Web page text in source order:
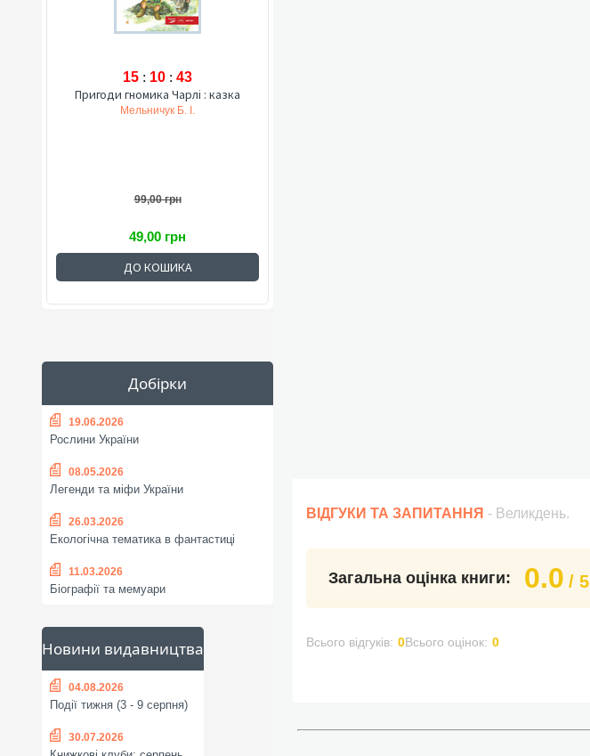
15 : 10 : 42
Пригоди гномика Чарлі : казка
Мельничук Б. І.
99,00 грн
49,00 грн
ДО КОШИКА
Добірки
19.06.2026
Рослини України
08.05.2026
Легенди та міфи України
26.03.2026
Екологічна тематика в фантастиці
11.03.2026
Біографії та мемуари
Новини видавництва
04.08.2026
Події тижня (3 - 9 серпня)
30.07.2026
ВІДГУКИ ТА ЗАПИТАННЯ - Великдень.
Загальна оцінка книги: 0.0 / 5
Всього відгуків: 0Всього оцінок: 0